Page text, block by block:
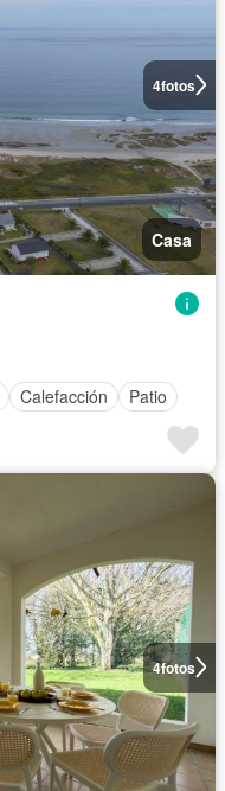
4fotos
Casa
Calefacción Patio
4fotos